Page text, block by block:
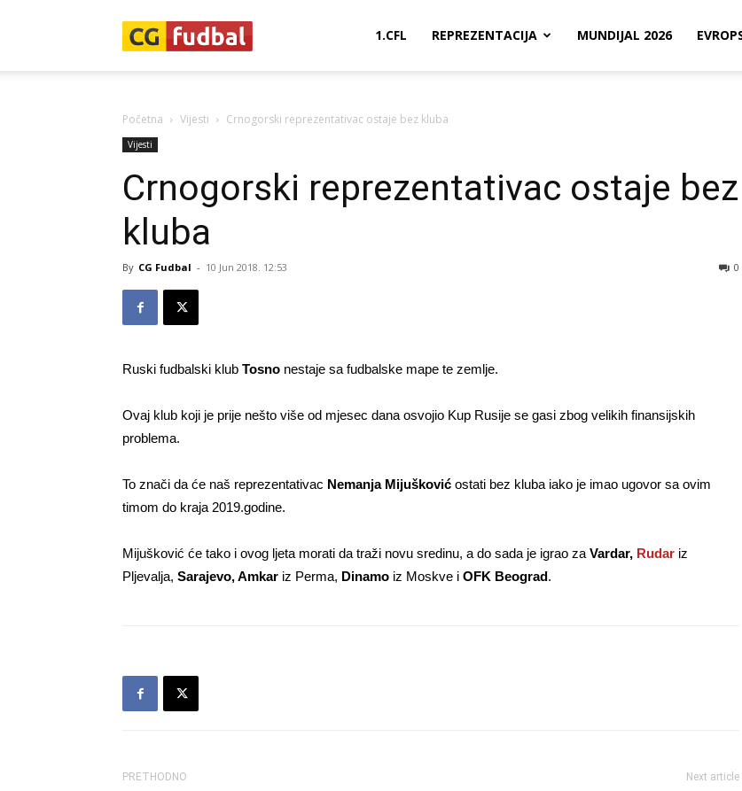
1.CFL REPREZENTACIJA MUNDIJAL 2026
Početna Vijesti Crnogorski reprezentativac ostaje bez kluba
Vijesti
Crnogorski reprezentativac ostaje bez
kluba
By CG Fudbal - 10 Jun 2018. 12:53 0
Ruski fudbalski klub Tosno nestaje sa fudbalske mape te zemlje.
Ovaj klub koji je prije nešto više od mjesec dana osvojio Kup Rusije se gasi zbog velikih finansijskih
problema.
To znači da će naš reprezentativac Nemanja Mijušković ostati bez kluba iako je imao ugovor sa ovim
timom do kraja 2019.godine.
Mijušković će tako i ovog ljeta morati da traži novu sredinu, a do sada je igrao za Vardar, Rudar iz
Pljevalja, Sarajevo, Amkar iz Perma, Dinamo iz Moskve i OFK Beograd.
PRETHODNO Next article